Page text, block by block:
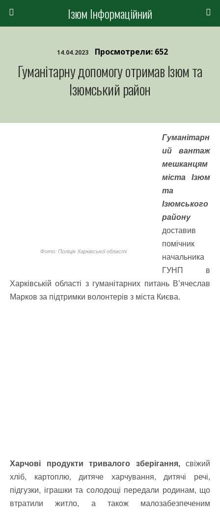
Ізюм Інформаційний
14.04.2023 Просмотрели: 652
Гуманітарну допомогу отримав Ізюм та
Ізюмський район
Фото: Поліція Харківської області
Гуманітарн
ий вантаж
мешканцям
міста Ізюм
та
Ізюмського
району
доставив
помічник
начальника
ГУНП в
Харківській області з гуманітарних питань В’ячеслав
Марков за підтримки волонтерів з міста Києва.
Харчові продукти тривалого зберігання, свіжий
хліб, картоплю, дитяче харчування, дитячі речі,
підгузки, іграшки та солодощі передали родинам, що
втратили житло, а також малозабезпеченим